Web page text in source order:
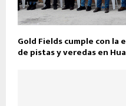
Gold Fields cumple con
de pistas y veredas en